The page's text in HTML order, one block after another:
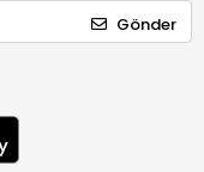
Gönder